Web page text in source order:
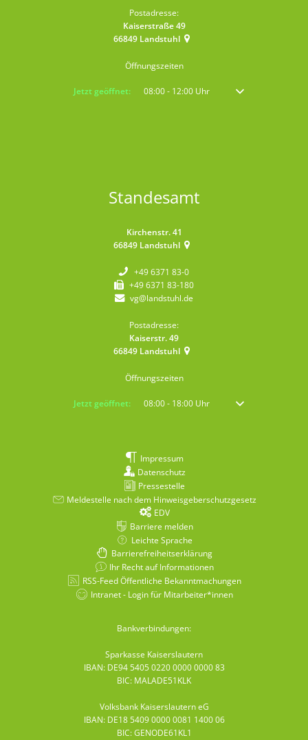
Postadresse:
Kaiserstraße 49
66849 Landstuhl
Öffnungszeiten
Klicken, um weitere Öffnungs- oder Schließzeiten auszublenden
Jetzt geöffnet: 08:00- 12:00Uhr Von 08:00 bis 12:00
Standesamt
Kirchenstr. 41
66849 Landstuhl
+49 6371 83-0
+49 6371 83-180
vg@landstuhl.de
Postadresse:
Kaiserstr. 49
66849 Landstuhl
Öffnungszeiten
Klicken, um weitere Öffnungs- oder Schließzeiten auszublenden
Jetzt geöffnet: 08:00- 18:00Uhr Von 08:00 bis 18:00
Impressum
Datenschutz
Pressestelle
Meldestelle nach dem Hinweisgeberschutzgesetz
EDV
Barriere melden
Leichte Sprache
Barrierefreiheitserklärung
Ihr Recht auf Informationen
RSS-Feed Öffentliche Bekanntmachungen
Intranet - Login für Mitarbeiter*innen
Bankverbindungen:
Sparkasse Kaiserslautern
IBAN: DE94 5405 0220 0000 0000 83
BIC: MALADE51KLK
Volksbank Kaiserslautern eG
IBAN: DE18 5409 0000 0081 1400 06
BIC: GENODE61KL1